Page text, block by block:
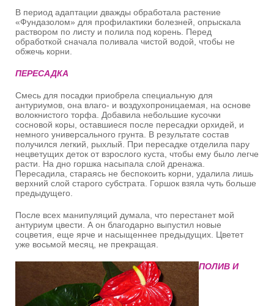
В период адаптации дважды обработала растение
«Фундазолом» для профилактики болезней, опрыскала
раствором по листу и полила под корень. Перед
обработкой сначала поливала чистой водой, чтобы не
обжечь корни.
ПЕРЕСАДКА
Смесь для посадки приобрела специальную для
антуриумов, она влаго- и воздухопроницаемая, на основе
волокнистого торфа. Добавила небольшие кусочки
сосновой коры, оставшиеся после пересадки орхидей, и
немного универсального грунта. В результате состав
получился легкий, рыхлый. При пересадке отделила пару
нецветущих деток от взрослого куста, чтобы ему было легче
расти. На дно горшка насыпала слой дренажа.
Пересадила, стараясь не беспокоить корни, удалила лишь
верхний слой старого субстрата. Горшок взяла чуть больше
предыдущего.
После всех манипуляций думала, что перестанет мой
антуриум цвести. А он благодарно выпустил новые
соцветия, еще ярче и насыщеннее предыдущих. Цветет
уже восьмой месяц, не прекращая.
ПОЛИВ И